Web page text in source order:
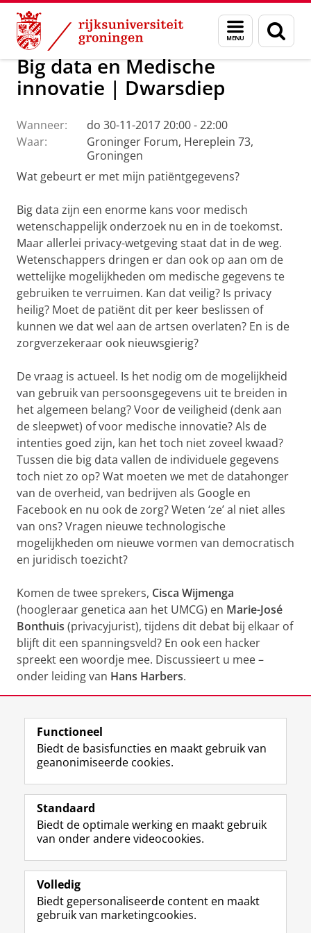
Skip
Content
Skip
Navigation
Menu
en
zoeken
Over ons Actueel Evenementen Oraties
Big data en Medische
innovatie | Dwarsdiep
Wanneer:
do 30-11-2017 20:00 - 22:00
Waar:
Groninger Forum, Hereplein 73,
Groningen
Wat gebeurt er met mijn patiëntgegevens?
Big data zijn een enorme kans voor medisch
wetenschappelijk onderzoek nu en in de toekomst.
Maar allerlei privacy-wetgeving staat dat in de weg.
Wetenschappers dringen er dan ook op aan om de
wettelijke mogelijkheden om medische gegevens te
gebruiken te verruimen. Kan dat veilig? Is privacy
heilig? Moet de patiënt dit per keer beslissen of
kunnen we dat wel aan de artsen overlaten? En is de
zorgverzekeraar ook nieuwsgierig?
De vraag is actueel. Is het nodig om de mogelijkheid
van gebruik van persoonsgegevens uit te breiden in
het algemeen belang? Voor de veiligheid (denk aan
de sleepwet) of voor medische innovatie? Als de
intenties goed zijn, kan het toch niet zoveel kwaad?
Tussen die big data vallen de individuele gegevens
toch niet zo op? Wat moeten we met de datahonger
van de overheid, van bedrijven als Google en
Facebook en nu ook de zorg? Weten ‘ze’ al niet alles
van ons? Vragen nieuwe technologische
mogelijkheden om nieuwe vormen van democratisch
en juridisch toezicht?
Komen de twee sprekers, Cisca Wijmenga
(hoogleraar genetica aan het UMCG) en Marie-José
Bonthuis (privacyjurist), tijdens dit debat bij elkaar of
blijft dit een spanningsveld? En ook een hacker
spreekt een woordje mee. Discussieert u mee –
onder leiding van Hans Harbers.
Volg de RUG
F
a
e
b
o
p
a
L
i
k
e
I
-
p
R
S
-
f
e
R
I
n
t
r
m
Y
o
T
e
k
Studiekiezers
Alumni
Over ons
Functioneel
Biedt de basisfuncties en maakt gebruik van
geanonimiseerde cookies.
Standaard
Biedt de optimale werking en maakt gebruik
van onder andere videocookies.
Volledig
Biedt gepersonaliseerde content en maakt
gebruik van marketingcookies.